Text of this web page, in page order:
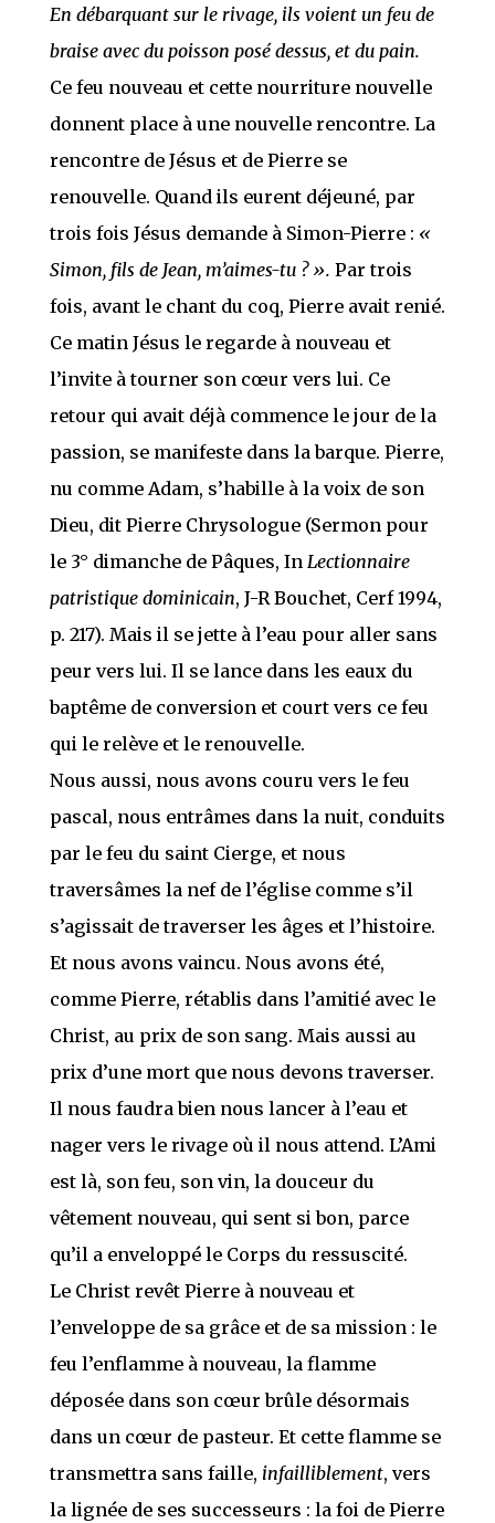
En débarquant sur le rivage, ils voient un feu de
braise avec du poisson posé dessus, et du pain.
Ce feu nouveau et cette nourriture nouvelle
donnent place à une nouvelle rencontre. La
rencontre de Jésus et de Pierre se
renouvelle. Quand ils eurent déjeuné, par
trois fois Jésus demande à Simon-Pierre : «
Simon, fils de Jean, m’aimes-tu ? ». Par trois
fois, avant le chant du coq, Pierre avait renié.
Ce matin Jésus le regarde à nouveau et
l’invite à tourner son cœur vers lui. Ce
retour qui avait déjà commence le jour de la
passion, se manifeste dans la barque. Pierre,
nu comme Adam, s’habille à la voix de son
Dieu, dit Pierre Chrysologue (Sermon pour
le 3° dimanche de Pâques, In Lectionnaire
patristique dominicain, J-R Bouchet, Cerf 1994,
p. 217). Mais il se jette à l’eau pour aller sans
peur vers lui. Il se lance dans les eaux du
baptême de conversion et court vers ce feu
qui le relève et le renouvelle.
Nous aussi, nous avons couru vers le feu
pascal, nous entrâmes dans la nuit, conduits
par le feu du saint Cierge, et nous
traversâmes la nef de l’église comme s’il
s’agissait de traverser les âges et l’histoire.
Et nous avons vaincu. Nous avons été,
comme Pierre, rétablis dans l’amitié avec le
Christ, au prix de son sang. Mais aussi au
prix d’une mort que nous devons traverser.
Il nous faudra bien nous lancer à l’eau et
nager vers le rivage où il nous attend. L’Ami
est là, son feu, son vin, la douceur du
vêtement nouveau, qui sent si bon, parce
qu’il a enveloppé le Corps du ressuscité.
Le Christ revêt Pierre à nouveau et
l’enveloppe de sa grâce et de sa mission : le
feu l’enflamme à nouveau, la flamme
déposée dans son cœur brûle désormais
dans un cœur de pasteur. Et cette flamme se
transmettra sans faille, infailliblement, vers
la lignée de ses successeurs : la foi de Pierre